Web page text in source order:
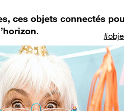
ces objets connectés